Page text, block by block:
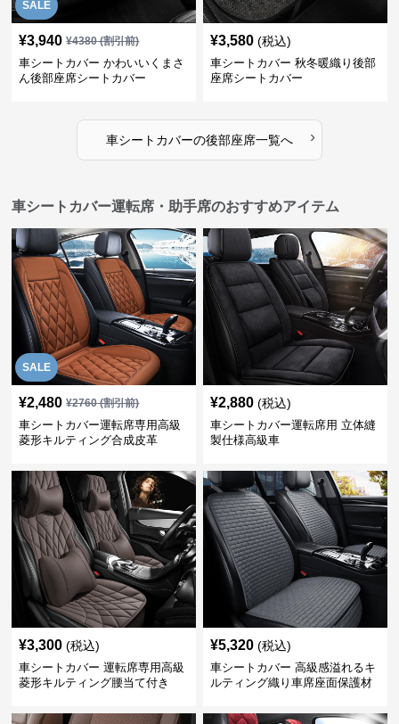
SALE
¥3,940 ¥4380(割引前)
車シートカバー かわいいくまさ
ん後部座席シートカバー
¥3,580 (税込)
車シートカバー 秋冬暖織り後部
座席シートカバー
車シートカバーの後部座席一覧へ ›
車シートカバー運転席・助手席のおすすめアイテム
SALE
¥2,480 ¥2760(割引前)
車シートカバー運転席専用高級
菱形キルティング合成皮革
¥2,880 (税込)
車シートカバー運転席用 立体縫
製仕様高級車
¥3,300 (税込)
車シートカバー 運転席専用高級
菱形キルティング腰当て付き
¥5,320 (税込)
車シートカバー 高級感溢れるキ
ルティング織り車席座面保護材